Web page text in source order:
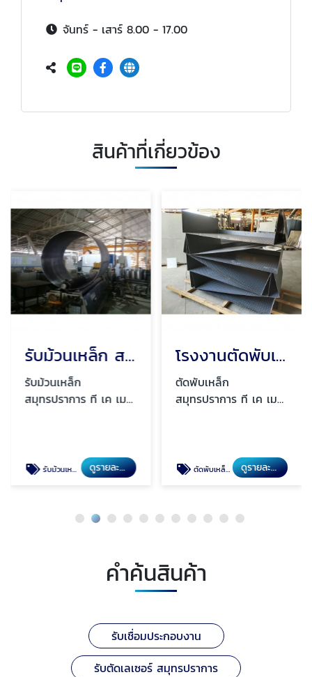
จันทร์ - เสาร์ 8.00 - 17.00
สินค้าที่เกี่ยวข้อง
รับม้วนเหล็ก สมุทรปราการ
รับม้วนเหล็ก
สมุทรปราการ ที เค เมทั
รับม้วนเหล็ก สมุทรปราการ ดูรายละเอียด
โรงงานตัดพับเหล็ก สมุทรปราการ
ตัดพับเหล็ก
สมุทรปราการ ที เค เมทั
ตัดพับเหล็ก สมุทรปราการ ดูรายละเอียด
คำค้นสินค้า
รับเชื่อมประกอบงาน
รับตัดเลเซอร์ สมุทรปราการ